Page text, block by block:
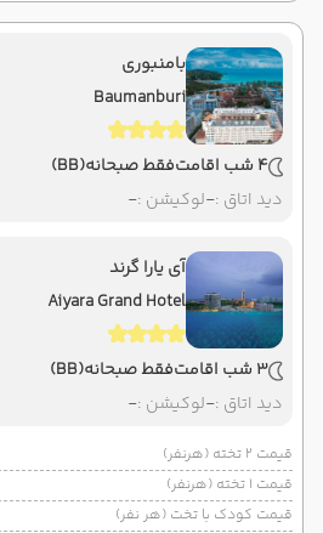
بامنبوری
Baumanburi
4 شب اقامت فقط صبحانه(BB)
دید اتاق :-لوکیشن :-
آی یارا گرند
Aiyara Grand Hotel
3 شب اقامت فقط صبحانه(BB)
دید اتاق :-لوکیشن :-
قیمت 2 تخته (هرنفر)
قیمت 1 تخته (هرنفر)
قیمت کودک با تخت (هر نفر)